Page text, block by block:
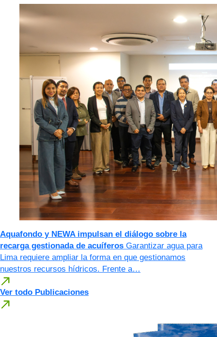
Aquafondo y NEWA impulsan el diálogo sobre la
recarga gestionada de acuíferos Garantizar agua para
Lima requiere ampliar la forma en que gestionamos
nuestros recursos hídricos. Frente a…
Ver todo Publicaciones